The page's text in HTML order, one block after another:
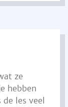
ze
hebben
les veel